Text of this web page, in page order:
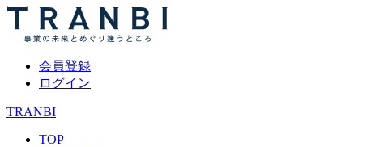
会員登録
ログイン
TRANBI
TOP